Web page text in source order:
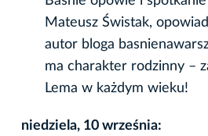
Mateusz Świstak,
autor bloga
ma charakter rodzinny –
Lema w każdym wieku!
niedziela, 10 września: